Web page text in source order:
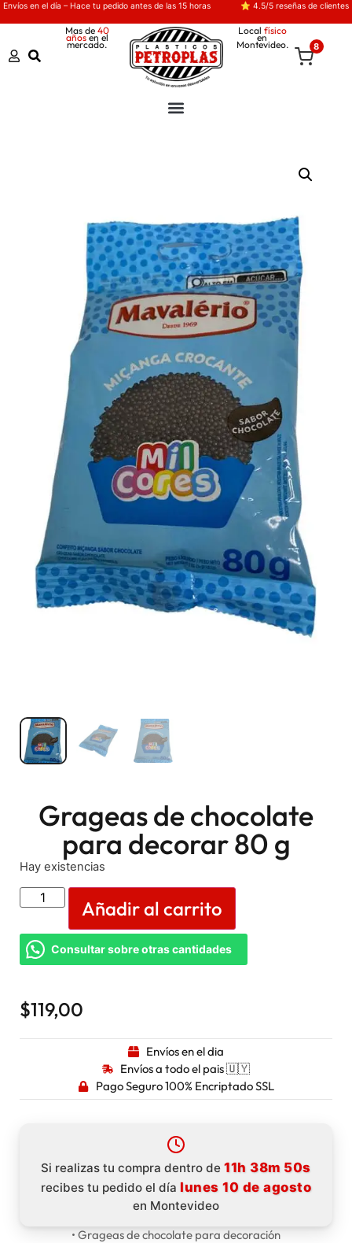
Envíos en el día – Hace tu pedido antes de las 15 horas ⭐ 4.5/5 reseñas de clientes
Mas de 40
añosen el
mercado.
Local físico
en
Montevideo. 8
Grageas de chocolate
para decorar 80 g
Hay existencias
Añadir al carrito
Consultar sobre otras cantidades
$119,00
Envíos en el dia
Envíos a todo el pais 🇺🇾
Pago Seguro 100% Encriptado SSL
Si realizas tu compra dentro de11h 38m 50s
recibes tu pedido el día lunes 10 de agosto
en Montevideo
• Grageas de chocolate para decoración